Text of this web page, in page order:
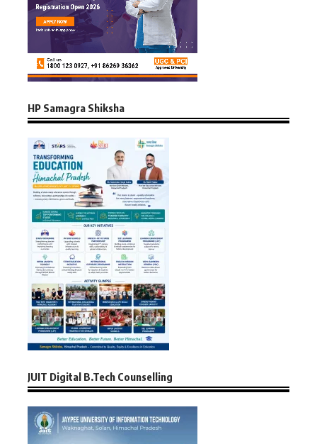
HP Samagra Shiksha
JUIT Digital B.Tech Counselling